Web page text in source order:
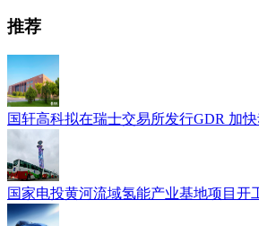
推荐
国轩高科拟在瑞士交易所发行GDR 加
国家电投黄河流域氢能产业基地项目开